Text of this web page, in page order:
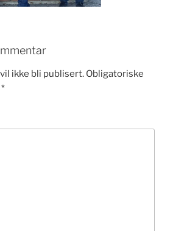
ikke bli publisert. Obligatoriske
*